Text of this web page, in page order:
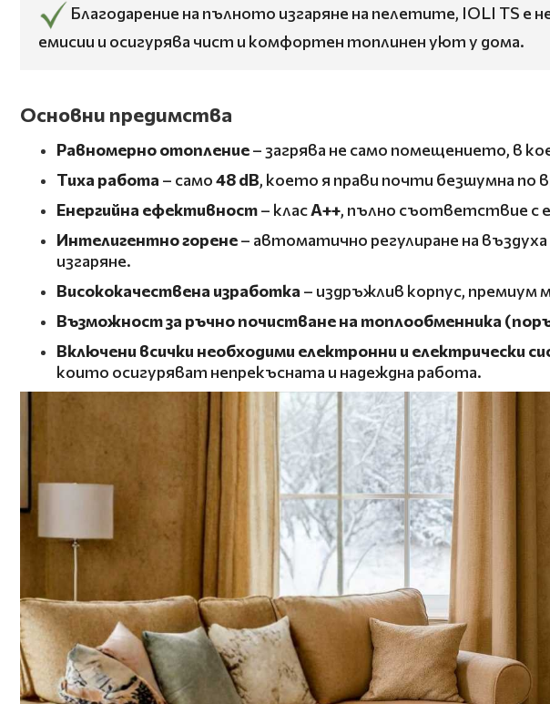
Благодарение на пълното изгаряне на пелетите, IOLI TS е
емисии и осигурява чист и комфортен топлинен уют у дома.
Основни предимства
Равномерно отопление– загрява не само помещението, в
Тиха работа – само48 dB, което я прави почти безшумна по
Енергийна ефективност– класA++, пълно съответствие с
Интелигентно горене– автоматично регулиране на
изгаряне.
Висококачествена изработка – издръжлив корпус,
Възможност за ръчно почистване на топлообменника
Включени всички необходими електронни и електрически
които осигуряват непрекъсната и надеждна работа.